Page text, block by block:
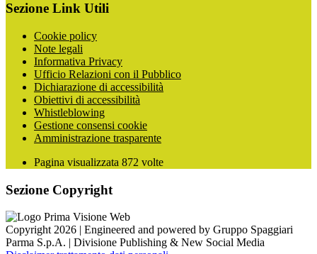
Sezione Link Utili
Cookie policy
Note legali
Informativa Privacy
Ufficio Relazioni con il Pubblico
Dichiarazione di accessibilità
Obiettivi di accessibilità
Whistleblowing
Gestione consensi cookie
Amministrazione trasparente
Pagina visualizzata 872 volte
Sezione Copyright
Copyright 2026 | Engineered and powered by Gruppo Spaggiari
Parma S.p.A. | Divisione Publishing & New Social Media